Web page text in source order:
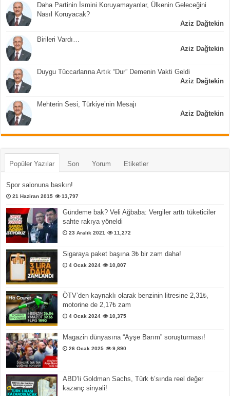
Daha Partinin İsmini Koruyamayanlar, Ülkenin Geleceğini
Nasıl Koruyacak?
Aziz Dağtekin
Birileri Vardı…
Aziz Dağtekin
Duygu Tüccarlarına Artık “Dur” Demenin Vakti Geldi
Aziz Dağtekin
Mehterin Sesi, Türkiye’nin Mesajı
Aziz Dağtekin
Popüler Yazılar Son Yorum Etiketler
Spor salonuna baskın!
21 Haziran 2015 13,797
Gündeme bak? Veli Ağbaba: Vergiler arttı tüketiciler
sahte rakıya yöneldi
23 Aralık 2021 11,272
Sigaraya paket başına 3₺ bir zam daha!
4 Ocak 2024 10,807
ÖTV’den kaynaklı olarak benzinin litresine 2,31₺,
motorine de 2,17₺ zam
4 Ocak 2024 10,375
Magazin dünyasına “Ayşe Barım” soruşturması!
26 Ocak 2025 9,890
ABD’li Goldman Sachs, Türk ₺’sında reel değer
kazanç sinyali!